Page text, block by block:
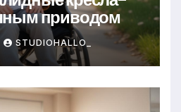
приводом
STUDIOHALLO_